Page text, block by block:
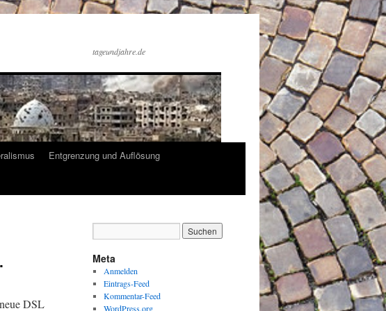
tageundjahre.de
Entgrenzung und Auflösung
DSL
Meta
Anmelden
Eintrags-Feed
Kommentar-Feed
WordPress.org